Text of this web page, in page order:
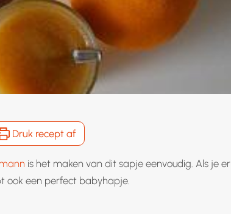
Druk recept af
is het maken van dit sapje eenvoudig. Als je er
ook een perfect babyhapje.